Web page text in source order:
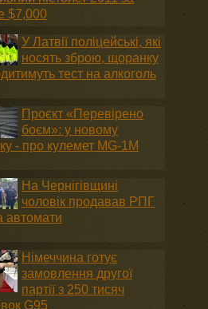
$7,000
У Латвії поліцейські, які
носять зброю, щоранку
тест на алкоголь
Проєкт «Перевірено
боєм»: у новому
- про кулемет MG-1М
На Чернігівщині
чоловік продавав РПГ
автомати
Німеччина готує
замовлення другої
партії з 250 тисяч
G95